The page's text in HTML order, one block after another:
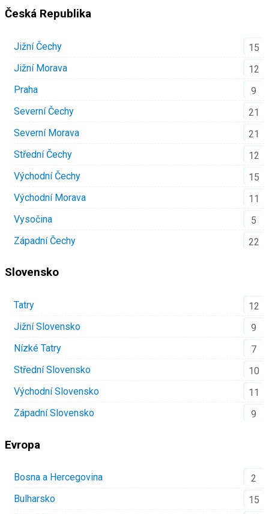
Česká Republika
Jižní Čechy
15
Jižní Morava
12
Praha
9
Severní Čechy
21
Severní Morava
21
Střední Čechy
12
Východní Čechy
15
Východní Morava
11
Vysočina
5
Západní Čechy
22
Slovensko
Tatry
12
Jižní Slovensko
9
Nízké Tatry
7
Střední Slovensko
10
Východní Slovensko
11
Západní Slovensko
9
Evropa
Bosna a Hercegovina
2
Bulharsko
15